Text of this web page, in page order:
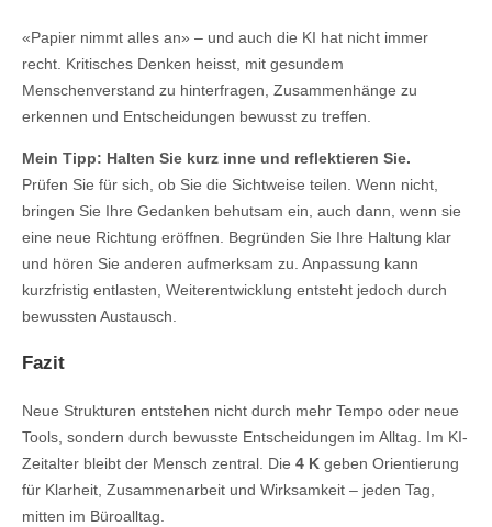
«Papier nimmt alles an» – und auch die KI hat nicht immer
recht. Kritisches Denken heisst, mit gesundem
Menschenverstand zu hinterfragen, Zusammenhänge zu
erkennen und Entscheidungen bewusst zu treffen.
Mein Tipp: Halten Sie kurz inne und reflektieren Sie.
Prüfen Sie für sich, ob Sie die Sichtweise teilen. Wenn nicht,
bringen Sie Ihre Gedanken behutsam ein, auch dann, wenn sie
eine neue Richtung eröffnen. Begründen Sie Ihre Haltung klar
und hören Sie anderen aufmerksam zu. Anpassung kann
kurzfristig entlasten, Weiterentwicklung entsteht jedoch durch
bewussten Austausch.
Fazit
Neue Strukturen entstehen nicht durch mehr Tempo oder neue
Tools, sondern durch bewusste Entscheidungen im Alltag. Im KI-
Zeitalter bleibt der Mensch zentral. Die 4 K geben Orientierung
für Klarheit, Zusammenarbeit und Wirksamkeit – jeden Tag,
mitten im Büroalltag.